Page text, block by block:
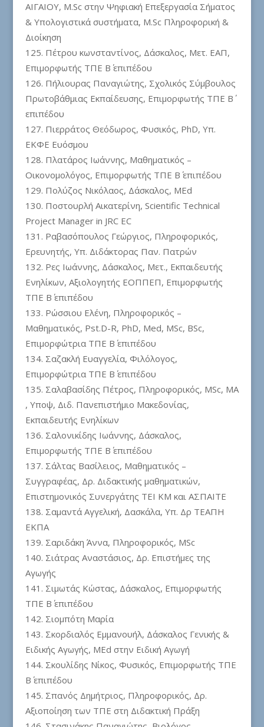
ΑΙΓΑΙΟΥ, Μ.Sc στην Ψηφιακή Επεξεργασία Σήματος
& Υπολογιστικά συστήματα, M.Sc Πληροφορική &
Διοίκηση
Πέτρου κωνσταντίνος, Δάσκαλος, Μετ. ΕΑΠ,
Επιμορφωτής ΤΠΕ Β΄ επιπέδου
Πήλιουρας Παναγιώτης, Σχολικός Σύμβουλος
Πρωτοβάθμιας Εκπαίδευσης, Επιμορφωτής ΤΠΕ Β΄
επιπέδου
Πιερράτος Θεόδωρος, Φυσικός, PhD, Υπ.
ΕΚΦΕ Ευόσμου
Πλατάρος Ιωάννης, Μαθηματικός –
Οικονομολόγος, Επιμορφωτής ΤΠΕ Β΄ επιπέδου
Πολύζος Νικόλαος, Δάσκαλος, MEd
Ποστουρλή Αικατερίνη, Scientific Technical
Project Manager in JRC EC
Ραβασόπουλος Γεώργιος, Πληροφορικός,
Ερευνητής, Υπ. Διδάκτορας Παν. Πατρών
Ρες Ιωάννης, Δάσκαλος, Μετ., Εκπαιδευτής
Ενηλίκων, Αξιολογητής ΕΟΠΠΕΠ, Επιμορφωτής
ΤΠΕ Β΄ επιπέδου
Ρώσσιου Ελένη, Πληροφορικός –
Μαθηματικός, Pst.D-R, PhD, Med, MSc, BSc,
Επιμορφώτρια ΤΠΕ Β΄ επιπέδου
Σαζακλή Ευαγγελία, Φιλόλογος,
Επιμορφώτρια ΤΠΕ Β΄ επιπέδου
Σαλαβασίδης Πέτρος, Πληροφορικός, MSc, MA
, Υποψ, Διδ. Πανεπιστήμιο Μακεδονίας,
Εκπαιδευτής Ενηλίκων
Σαλονικίδης Ιωάννης, Δάσκαλος,
Επιμορφωτής ΤΠΕ Β΄ επιπέδου
Σάλτας Βασίλειος, Μαθηματικός –
Συγγραφέας, Δρ. Διδακτικής μαθηματικών,
Επιστημονικός Συνεργάτης ΤΕΙ ΚΜ και ΑΣΠΑΙΤΕ
Σαμαντά Αγγελική, Δασκάλα, Υπ. Δρ ΤΕΑΠΗ
ΕΚΠΑ
Σαριδάκη Άννα, Πληροφορικός, MSc
Σιάτρας Αναστάσιος, Δρ. Επιστήμες της
Αγωγής
Σιμωτάς Κώστας, Δάσκαλος, Επιμορφωτής
ΤΠΕ Β΄ επιπέδου
Σιομπότη Μαρία
Σκορδιαλός Εμμανουήλ, Δάσκαλος Γενικής &
Ειδικής Αγωγής, MEd στην Ειδική Αγωγή
Σκουλίδης Νίκος, Φυσικός, Επιμορφωτής ΤΠΕ
Β΄ επιπέδου
Σπανός Δημήτριος, Πληροφορικός, Δρ.
Αξιοποίηση των ΤΠΕ στη Διδακτική Πράξη